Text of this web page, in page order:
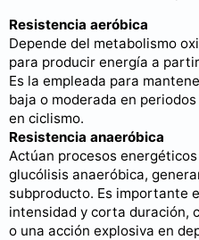
Resistencia aeróbica
Depende del metabolismo
para producir energía a
Es la empleada para
baja o moderada en
en ciclismo.
Resistencia anaeróbica
Actúan procesos
glucólisis anaeróbica,
subproducto. Es importante
intensidad y corta duración,
o una acción explosiva en